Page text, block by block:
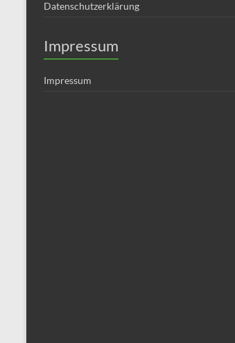
Datenschutzerklärung
Impressum
Impressum